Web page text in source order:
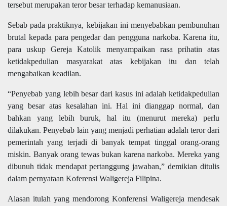
tersebut merupakan teror besar terhadap kemanusiaan.
Sebab pada praktiknya, kebijakan ini menyebabkan pembunuhan
brutal kepada para pengedar dan pengguna narkoba. Karena itu,
para uskup Gereja Katolik menyampaikan rasa prihatin atas
ketidakpedulian masyarakat atas kebijakan itu dan telah
mengabaikan keadilan.
“Penyebab yang lebih besar dari kasus ini adalah ketidakpedulian
yang besar atas kesalahan ini. Hal ini dianggap normal, dan
bahkan yang lebih buruk, hal itu (menurut mereka) perlu
dilakukan. Penyebab lain yang menjadi perhatian adalah teror dari
pemerintah yang terjadi di banyak tempat tinggal orang-orang
miskin. Banyak orang tewas bukan karena narkoba. Mereka yang
dibunuh tidak mendapat pertanggung jawaban,” demikian ditulis
dalam pernyataan Koferensi Waligereja Filipina.
Alasan itulah yang mendorong Konferensi Waligereja mendesak